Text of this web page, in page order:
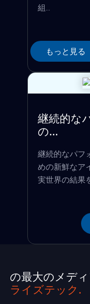
組...
もっと見る
継続的な
の...
継続的なパフ
めの新鮮なア
実世界の結果
の最大のメデ
ライズテック.